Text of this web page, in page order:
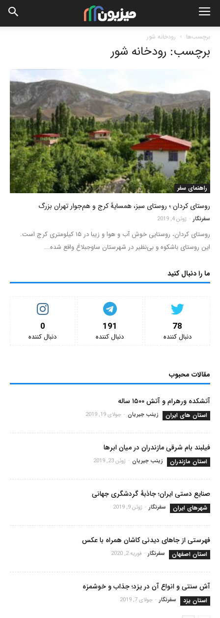
برچسب‌ها رودخانه شور
برچسب: رودخانه شور
راهنمای سفر
روستای کردان ؛ روستای سبز، همسایۀ کرج و هم‌جوار تهران بزرگ
سفرنگار - ژوئن 4, 2019
روستای کردان، روستایی خوش آب و هوا و زیبا در ۱۵ کیلومتری کرج است.
این روستای باشکوه و بی‌نظیر در شهرستان ساوجبلاغ واقع شده...
ما را دنبال کنید
0
دنبال کننده‌
191
دنبال کننده‌
78
دنبال کننده‌
مقالات محبوب
آتشکده ورهرام و آتش ۱۵۰۰ ساله
استان های ایران زینب جیریان - جولای 19, 2019
فیلبند بام شرقی مازندران در میان ابرها
استان مازندران زینب جیریان - ژوئن 23, 2019
صنایع دستی ایران؛ جاذبۀ گردشگری جهانی
شهرهای ایران سفرنگار - ژوئن 9, 2019
فهرستی از جاهای دیدنی کاشان همراه با عکس
استان اصفهان سفرنگار - فوریه 2, 2020
آش سنتی و انواع آن در یزد؛ جذاب و خوشمزه
استان یزد سفرنگار - جولای 7, 2019